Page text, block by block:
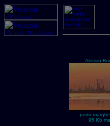
Alessio
porto-
95 Kb